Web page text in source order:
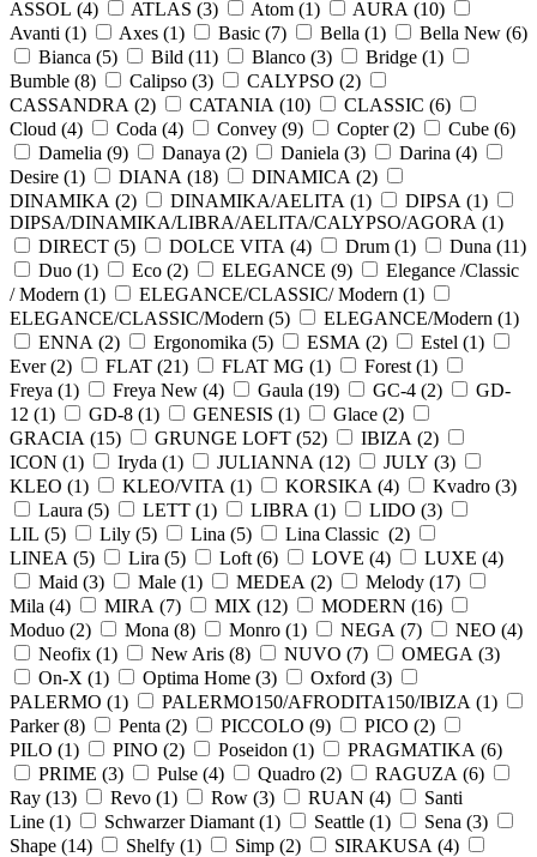
ASSOL (4) ATLAS (3) Atom (1) AURA (10)
Avanti (1) Axes (1) Basic (7) Bella (1) Bella New (6)
Bianca (5) Bild (11) Blanco (3) Bridge (1)
Bumble (8) Calipso (3) CALYPSO (2)
CASSANDRA (2) CATANIA (10) CLASSIC (6)
Cloud (4) Coda (4) Convey (9) Copter (2) Cube (6)
Damelia (9) Danaya (2) Daniela (3) Darina (4)
Desire (1) DIANA (18) DINAMICA (2)
DINAMIKA (2) DINAMIKA/AELITA (1) DIPSA (1)
DIPSA/DINAMIKA/LIBRA/AELITA/CALYPSO/AGORA (1)
DIRECT (5) DOLCE VITA (4) Drum (1) Duna (11)
Duo (1) Eco (2) ELEGANCE (9)
Elegance /Classic
/ Modern (1) ELEGANCE/CLASSIC/ Modern (1)
ELEGANCE/CLASSIC/Modern (5) ELEGANCE/Modern (1)
ENNA (2) Ergonomika (5) ESMA (2) Estel (1)
Ever (2) FLAT (21) FLAT MG (1) Forest (1)
Freya (1) Freya New (4) Gaula (19) GC-4 (2)
GD-
12 (1) GD-8 (1) GENESIS (1) Glace (2)
GRACIA (15) GRUNGE LOFT (52) IBIZA (2)
ICON (1) Iryda (1) JULIANNA (12) JULY (3)
KLEO (1) KLEO/VITA (1) KORSIKA (4) Kvadro (3)
Laura (5) LETT (1) LIBRA (1) LIDO (3)
LIL (5) Lily (5) Lina (5) Lina Classic (2)
LINEA (5) Lira (5) Loft (6) LOVE (4) LUXE (4)
Maid (3) Male (1) MEDEA (2) Melody (17)
Mila (4) MIRA (7) MIX (12) MODERN (16)
Moduo (2) Mona (8) Monro (1) NEGA (7) NEO (4)
Neofix (1) New Aris (8) NUVO (7) OMEGA (3)
On-X (1) Optima Home (3) Oxford (3)
PALERMO (1) PALERMO150/AFRODITA150/IBIZA (1)
Parker (8) Penta (2) PICCOLO (9) PICO (2)
PILO (1) PINO (2) Poseidon (1) PRAGMATIKA (6)
PRIME (3) Pulse (4) Quadro (2) RAGUZA (6)
Ray (13) Revo (1) Row (3) RUAN (4)
Santi
Line (1) Schwarzer Diamant (1) Seattle (1) Sena (3)
Shape (14) Shelfy (1) Simp (2) SIRAKUSA (4)